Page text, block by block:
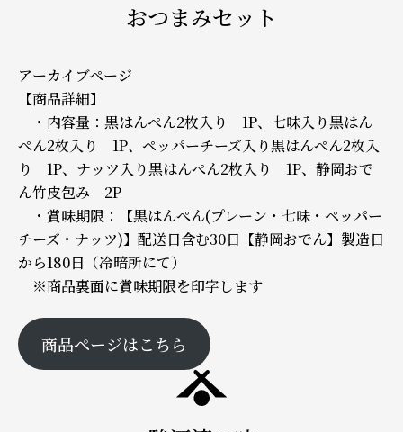
おつまみセット
アーカイブページ
【商品詳細】
・内容量：黒はんぺん2枚入り 1P、七味入り黒はん
ぺん2枚入り 1P、ペッパーチーズ入り黒はんぺん2枚入
り 1P、ナッツ入り黒はんぺん2枚入り 1P、静岡おで
ん竹皮包み 2P
・賞味期限：【黒はんぺん(プレーン・七味・ペッパー
チーズ・ナッツ)】配送日含む30日【静岡おでん】製造日
から180日（冷暗所にて）
※商品裏面に賞味期限を印字します
商品ページはこちら